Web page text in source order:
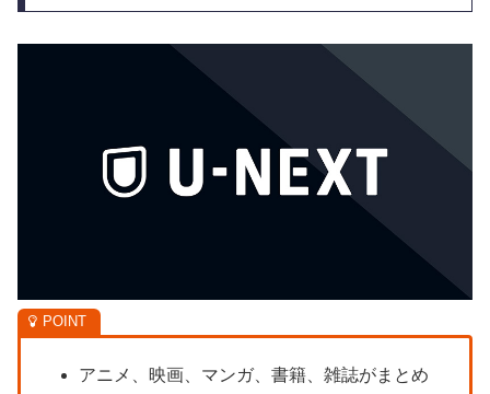
アニメ、映画、マンガ、書籍、雑誌がまとめ